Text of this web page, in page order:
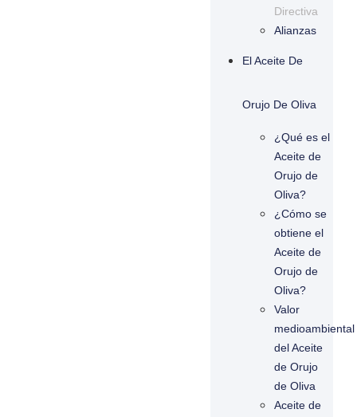
Directiva
Alianzas
El Aceite De
Orujo De Oliva
¿Qué es el
Aceite de
Orujo de
Oliva?
¿Cómo se
obtiene el
Aceite de
Orujo de
Oliva?
Valor
medioambiental
del Aceite
de Orujo
de Oliva
Aceite de